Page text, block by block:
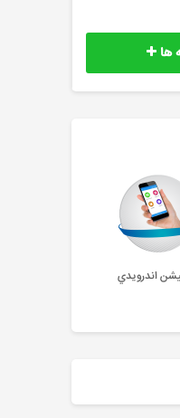
ها
اندرويدي